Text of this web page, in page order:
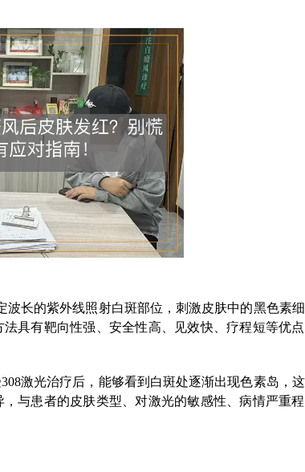
长的紫外线照射白斑部位，刺激皮肤中的黑色素
具有靶向性强、安全性高、见效快、疗程短等优
激光治疗后，能够看到白斑处逐渐出现色素岛，
与患者的皮肤类型、对激光的敏感性、病情严重